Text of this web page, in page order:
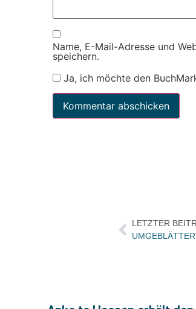
Name, E-Mail-Adresse und
speichern.
Ja, ich möchte den
LETZTER